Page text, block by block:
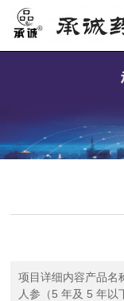
项目详细内容产品名
人参（5 年及 5 年以